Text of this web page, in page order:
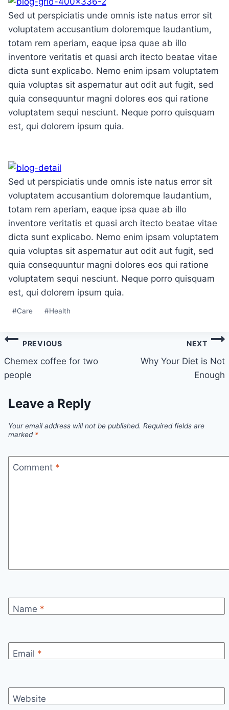
Sed ut perspiciatis unde omnis iste natus error sit
voluptatem accusantium doloremque laudantium,
totam rem aperiam, eaque ipsa quae ab illo
inventore veritatis et quasi arch itecto beatae vitae
dicta sunt explicabo. Nemo enim ipsam voluptatem
quia voluptas sit aspernatur aut odit aut fugit, sed
quia consequuntur magni dolores eos qui ratione
voluptatem sequi nesciunt. Neque porro quisquam
est, qui dolorem ipsum quia.
Sed ut perspiciatis unde omnis iste natus error sit
voluptatem accusantium doloremque laudantium,
totam rem aperiam, eaque ipsa quae ab illo
inventore veritatis et quasi arch itecto beatae vitae
dicta sunt explicabo. Nemo enim ipsam voluptatem
quia voluptas sit aspernatur aut odit aut fugit, sed
quia consequuntur magni dolores eos qui ratione
voluptatem sequi nesciunt. Neque porro quisquam
est, qui dolorem ipsum quia.
Post
#Care #Health
Post
navigation
PREVIOUS
Chemex coffee for two
people
NEXT
Why Your Diet is Not
Enough
Leave a Reply
Your email address will not be published. Required fields are
marked *
Comment *
Name *
Email *
Website